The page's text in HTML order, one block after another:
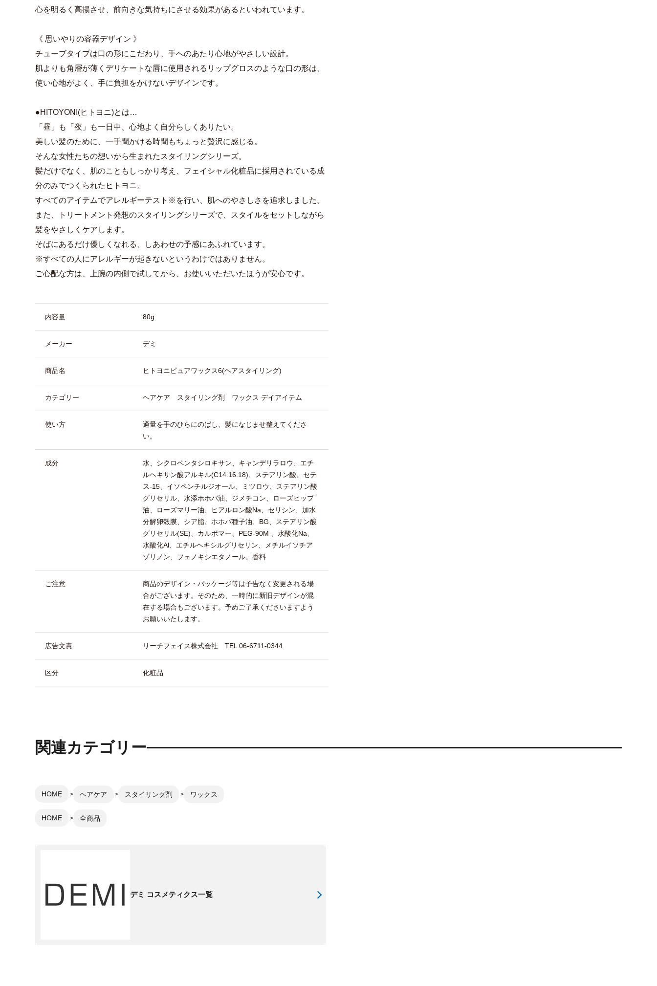
心を明るく高揚させ、前向きな気持ちにさせる効果があるといわれています。
《 思いやりの容器デザイン 》
チューブタイプは口の形にこだわり、手へのあたり心地がやさしい設計。
肌よりも角層が薄くデリケートな唇に使用されるリップグロスのような口の形は、
使い心地がよく、手に負担をかけないデザインです。
●HITOYONI(ヒトヨニ)とは…
「昼」も「夜」も一日中、心地よく自分らしくありたい。
美しい髪のために、一手間かける時間もちょっと贅沢に感じる。
そんな女性たちの想いから生まれたスタイリングシリーズ。
髪だけでなく、肌のこともしっかり考え、フェイシャル化粧品に採用されている成
分のみでつくられたヒトヨニ。
すべてのアイテムでアレルギーテスト※を行い、肌へのやさしさを追求しました。
また、トリートメント発想のスタイリングシリーズで、スタイルをセットしながら
髪をやさしくケアします。
そばにあるだけ優しくなれる、しあわせの予感にあふれています。
※すべての人にアレルギーが起きないというわけではありません。
ご心配な方は、上腕の内側で試してから、お使いいただいたほうが安心です。
内容量 80g
メーカー デミ
商品名 ヒトヨニピュアワックス6(ヘアスタイリング)
カテゴリー ヘアケア スタイリング剤 ワックス デイアイテム
使い方
適量を手のひらにのばし、髪になじませ整えてくださ
い。
成分
水、シクロペンタシロキサン、キャンデリラロウ、エチ
ルヘキサン酸アルキル(C14.16.18)、ステアリン酸、セテ
ス-15、イソペンチルジオール、ミツロウ、ステアリン酸
グリセリル、水添ホホバ油、ジメチコン、ローズヒップ
油、ローズマリー油、ヒアルロン酸Na、セリシン、加水
分解卵殻膜、シア脂、ホホバ種子油、BG、ステアリン酸
グリセリル(SE)、カルボマー、PEG-90M 、水酸化Na、
水酸化Al、エチルヘキシルグリセリン、メチルイソチア
ゾリノン、フェノキシエタノール、香料
ご注意
商品のデザイン・パッケージ等は予告なく変更される場
合がございます。そのため、一時的に新旧デザインが混
在する場合もございます。予めご了承くださいますよう
お願いいたします。
広告文責 リーチフェイス株式会社 TEL 06-6711-0344
区分 化粧品
関連カテゴリー
HOME ヘアケア スタイリング剤 ワックス
HOME 全商品
デミ コスメティクス一覧